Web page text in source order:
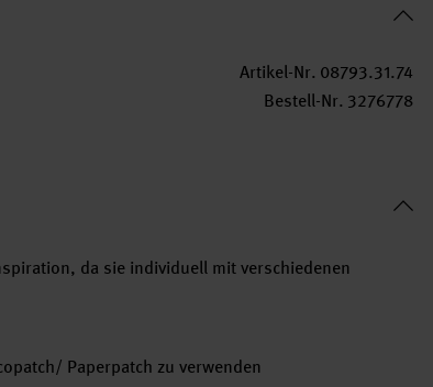
Artikel-Nr. 08793.31.74
Bestell-Nr. 3276778
da sie individuell mit verschiedenen
Paperpatch zu verwenden